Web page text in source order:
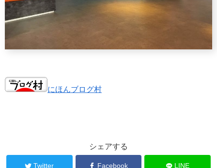
にほんブログ村
シェアする
Twitter Facebook LINE